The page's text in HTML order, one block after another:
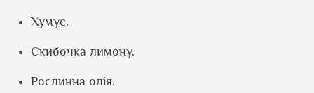
Хумус.
Скибочка лимону.
Рослинна олія.